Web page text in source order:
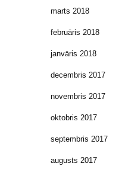
marts 2018
februāris 2018
janvāris 2018
decembris 2017
novembris 2017
oktobris 2017
septembris 2017
augusts 2017